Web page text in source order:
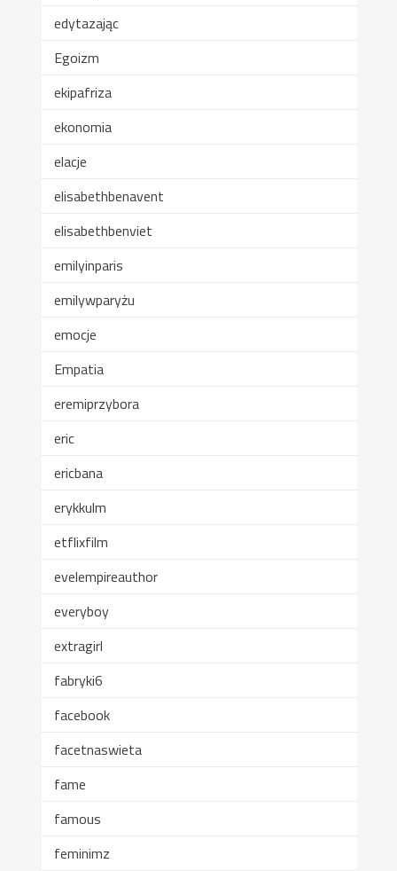
edytazając
Egoizm
ekipafriza
ekonomia
elacje
elisabethbenavent
elisabethbenviet
emilyinparis
emilywparyżu
emocje
Empatia
eremiprzybora
eric
ericbana
erykkulm
etflixfilm
evelempireauthor
everyboy
extragirl
fabryki6
facebook
facetnaswieta
fame
famous
feminimz